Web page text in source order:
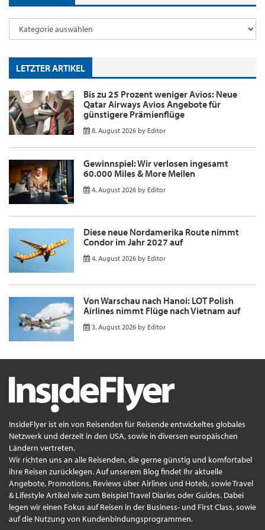
LETZTER ARTIKEL
Bis zu 25 Prozent weniger Avios: Neue
Qatar Airways Avios Angebote für
günstigere Prämienflüge
8. August 2026 by Editor
Gewinnspiel: Wir verlosen ingesamt
60.000 Miles & More Meilen
4. August 2026 by Editor
Diese neue Nordamerika Route nimmt
Condor im Jahr 2027 auf
4. August 2026 by Editor
Von Warschau nach Hanoi: LOT Polish
Airlines nimmt Flüge nach Vietnam auf
3. August 2026 by Editor
InsideFlyer ist ein von Reisenden für Reisende entwickeltes globales
Netzwerk und derzeit in den USA, sowie in diversen europäischen
Ländern vertreten.
Wir richten uns an alle Reisenden, die gerne günstig und komfortabel
ihre Reisen zurücklegen. Auf unserem Blog findet Ihr aktuelle
Angebote, Promotions, Reviews über Airlines und Hotels, sowie Travel
& Lifestyle Artikel wie zum Beispiel Travel Diaries oder Guides. Dabei
legen wir einen Fokus auf Reisen in der Business- und First Class, sowie
auf die Nutzung von Kundenbindungsprogrammen.